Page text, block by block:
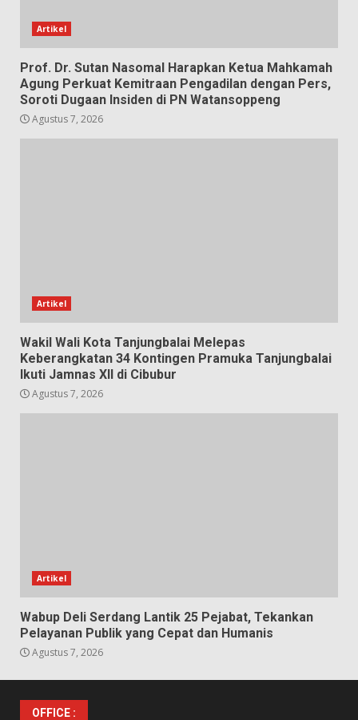
Artikel
Prof. Dr. Sutan Nasomal Harapkan Ketua Mahkamah
Agung Perkuat Kemitraan Pengadilan dengan Pers,
Soroti Dugaan Insiden di PN Watansoppeng
Agustus 7, 2026
Artikel
Wakil Wali Kota Tanjungbalai Melepas
Keberangkatan 34 Kontingen Pramuka Tanjungbalai
Ikuti Jamnas XII di Cibubur
Agustus 7, 2026
Artikel
Wabup Deli Serdang Lantik 25 Pejabat, Tekankan
Pelayanan Publik yang Cepat dan Humanis
Agustus 7, 2026
OFFICE :